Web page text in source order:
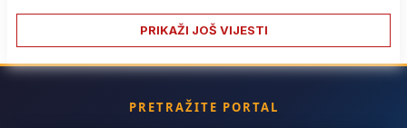
PRIKAŽI JOŠ VIJESTI
PRETRAŽITE PORTAL